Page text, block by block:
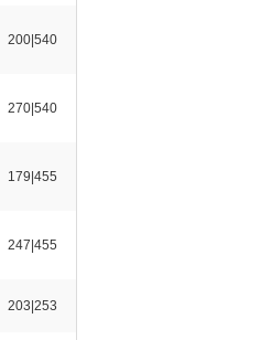
200|540
270|540
179|455
247|455
203|253